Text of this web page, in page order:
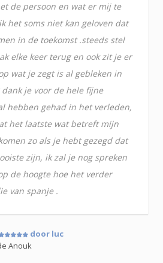
de persoon en wat er mij te
het soms niet kan geloven dat
in de toekomst .steeds stel
elke keer terug en ook zit je er
wat je zegt is al gebleken in
je voor de hele fijne
hebben gehad in het verleden,
het laatste wat betreft mijn
zo als je hebt gezegd dat
zijn, ik zal je nog spreken
de hoogte hoe het verder
van spanje .
door luc
Anouk